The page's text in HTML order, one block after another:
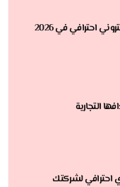
كم تبلغ تكلفة إنشاء متجر إلكتروني احترافي في 2026
التجارية
احترافي لشركتك